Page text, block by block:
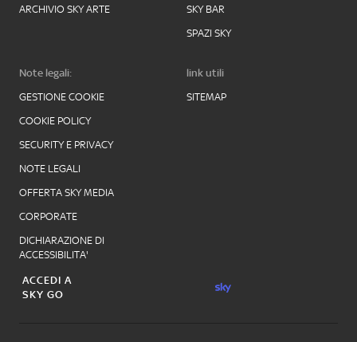
ARCHIVIO SKY ARTE
SKY BAR
SPAZI SKY
Note legali:
GESTIONE COOKIE
COOKIE POLICY
SECURITY E PRIVACY
NOTE LEGALI
OFFERTA SKY MEDIA
CORPORATE
DICHIARAZIONE DI
ACCESSIBILITA'
link utili
SITEMAP
ACCEDI A
SKY GO